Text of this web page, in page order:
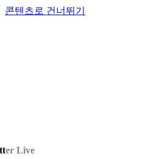
콘텐츠로 건너뛰기
Live